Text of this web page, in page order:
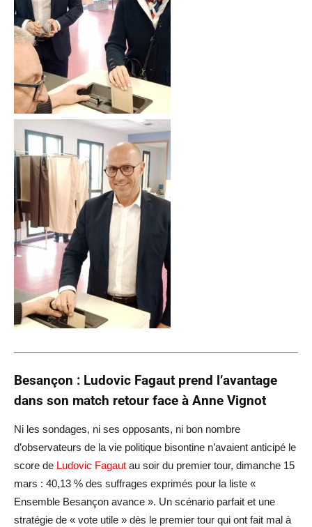
Besançon : Ludovic Fagaut prend l’avantage
dans son match retour face à Anne Vignot
Ni les sondages, ni ses opposants, ni bon nombre
d’observateurs de la vie politique bisontine n’avaient anticipé le
score de Ludovic Fagaut au soir du premier tour, dimanche 15
mars : 40,13 % des suffrages exprimés pour la liste «
Ensemble Besançon avance ». Un scénario parfait et une
stratégie de « vote utile » dès le premier tour qui ont fait mal à